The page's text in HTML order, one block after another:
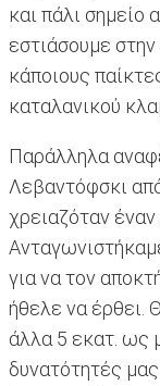
και πάλι
εστιάσουμε
κάποιους
καταλανικού
Παράλληλα
Λεβαντόφσκι
χρειαζόταν έναν
για να τον
ήθελε να έρθει.
άλλα 5 εκατ. ως
δυνατότητές